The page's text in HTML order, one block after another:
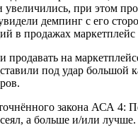
при этом
демпинг с его
в продажах
продавать на
под удар большой
закона АСА 4:
а больше и/или лучше.